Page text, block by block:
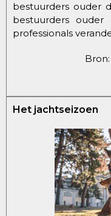
bestuurders ouder
bestuurders
professionals
Het jachtseizoen